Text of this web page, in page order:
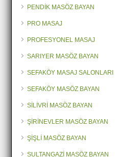
PENDİK MASÖZ BAYAN
PRO MASAJ
PROFESYONEL MASAJ
SARIYER MASÖZ BAYAN
SEFAKÖY MASAJ SALONLARI
SEFAKÖY MASÖZ BAYAN
SİLİVRİ MASÖZ BAYAN
ŞİRİNEVLER MASÖZ BAYAN
ŞİŞLİ MASÖZ BAYAN
SULTANGAZİ MASÖZ BAYAN